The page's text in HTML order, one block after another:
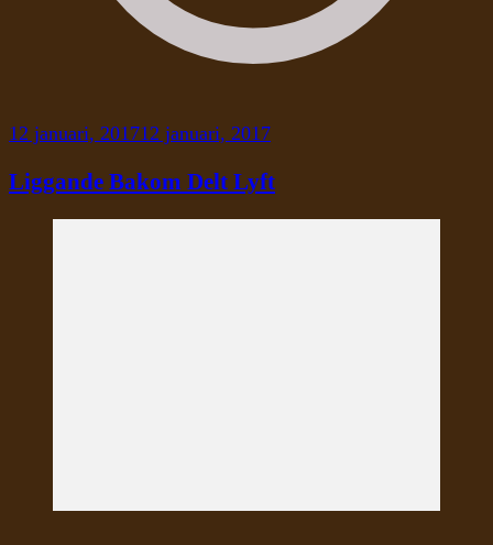
12 januari, 201712 januari, 2017
Liggande Bakom Delt Lyft